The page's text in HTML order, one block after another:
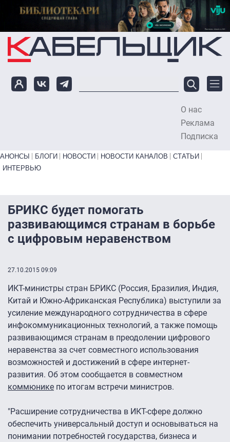
Перейти к основному содержанию
О нас
Реклама
Подписка
Primary links bottom
АНОНСЫ БЛОГИ НОВОСТИ НОВОСТИ КАНАЛОВ
СТАТЬИ
ИНТЕРВЬЮ
БРИКС будет помогать
развивающимся странам в борьбе
с цифровым неравенством
27.10.2015 09:09
ИКТ-министры стран БРИКС (Россия, Бразилия, Индия,
Китай и Южно-Африканская Республика) выступили за
усиление международного сотрудничества в сфере
инфокоммуникационных технологий, а также помощь
развивающимся странам в преодолении цифрового
неравенства за счет совместного использования
возможностей и достижений в сфере интернет-
развития. Об этом сообщается в совместном
коммюнике по итогам встречи министров.
"Расширение сотрудничества в ИКТ-сфере должно
обеспечить универсальный доступ и основываться на
понимании потребностей государства, бизнеса и